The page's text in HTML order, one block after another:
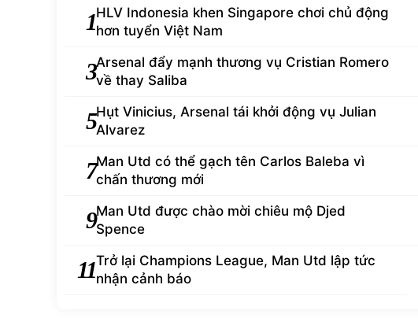
1HLV Indonesia khen Singapore chơi chủ động
hơn tuyển Việt Nam
3Arsenal đẩy mạnh thương vụ Cristian Romero
về thay Saliba
5Hụt Vinicius, Arsenal tái khởi động vụ Julian
Alvarez
7Man Utd có thể gạch tên Carlos Baleba vì
chấn thương mới
9Man Utd được chào mời chiêu mộ Djed
Spence
11Trở lại Champions League, Man Utd lập tức
nhận cảnh báo